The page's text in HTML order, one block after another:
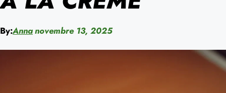
By:Annanovembre 13, 2025